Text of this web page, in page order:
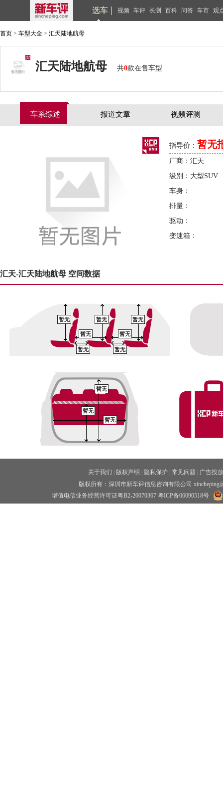
选车 视频 车评 长测 百科 问答 车市 观
首页 > 车型大全 > 汇天陆地航母
汇天陆地航母 共0款在售车型
车系综述 报道文章 视频评测
指导价： 暂无
厂商：汇天
级别：大型SUV
车身：
排量：
驱动：
变速箱：
汇天-汇天陆地航母 空间数据
暂无 暂无 暂无
暂无
暂无 暂无
暂无
暂无
暂无
暂无
关于我们 版权声明 隐私保护 常见问题
广告投放
版权所有：深圳市新车评信息咨询有限公司
增值电信业务经营许可证粤B2-20070367 粤ICP备06090518号